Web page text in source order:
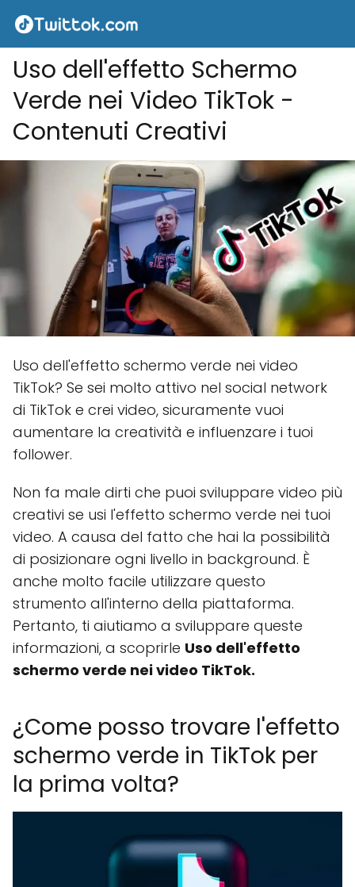
Uso dell'effetto Schermo
Verde nei Video TikTok -
Contenuti Creativi
Uso dell'effetto schermo verde nei video
TikTok? Se sei molto attivo nel social network
di TikTok e crei video, sicuramente vuoi
aumentare la creatività e influenzare i tuoi
follower.
Non fa male dirti che puoi sviluppare video più
creativi se usi l'effetto schermo verde nei tuoi
video. A causa del fatto che hai la possibilità
di posizionare ogni livello in background. È
anche molto facile utilizzare questo
strumento all'interno della piattaforma.
Pertanto, ti aiutiamo a sviluppare queste
informazioni, a scoprirle Uso dell'effetto
schermo verde nei video TikTok.
¿Come posso trovare l'effetto
schermo verde in TikTok per
la prima volta?